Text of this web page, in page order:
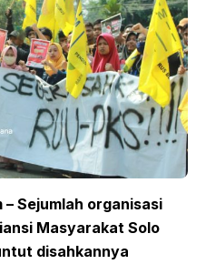
Sejumlah organisasi
Masyarakat Solo
disahkannya